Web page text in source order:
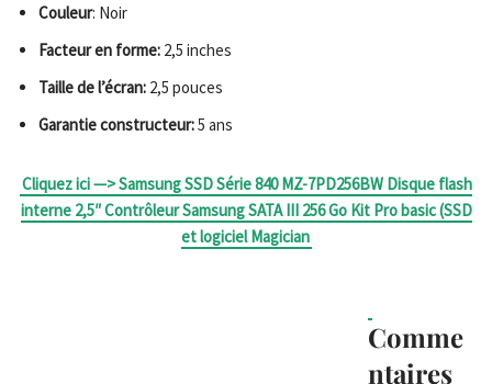
Couleur: Noir
Facteur en forme: 2,5 inches
Taille de l’écran: 2,5 pouces
Garantie constructeur:5 ans
Cliquez ici —> Samsung SSD Série 840 MZ-7PD256BW Disque flash
interne 2,5″ Contrôleur Samsung SATA III 256 Go Kit Pro basic (SSD
et logiciel Magician
Comme
ntaires